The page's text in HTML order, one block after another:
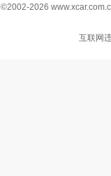
©2002-2026
互联网